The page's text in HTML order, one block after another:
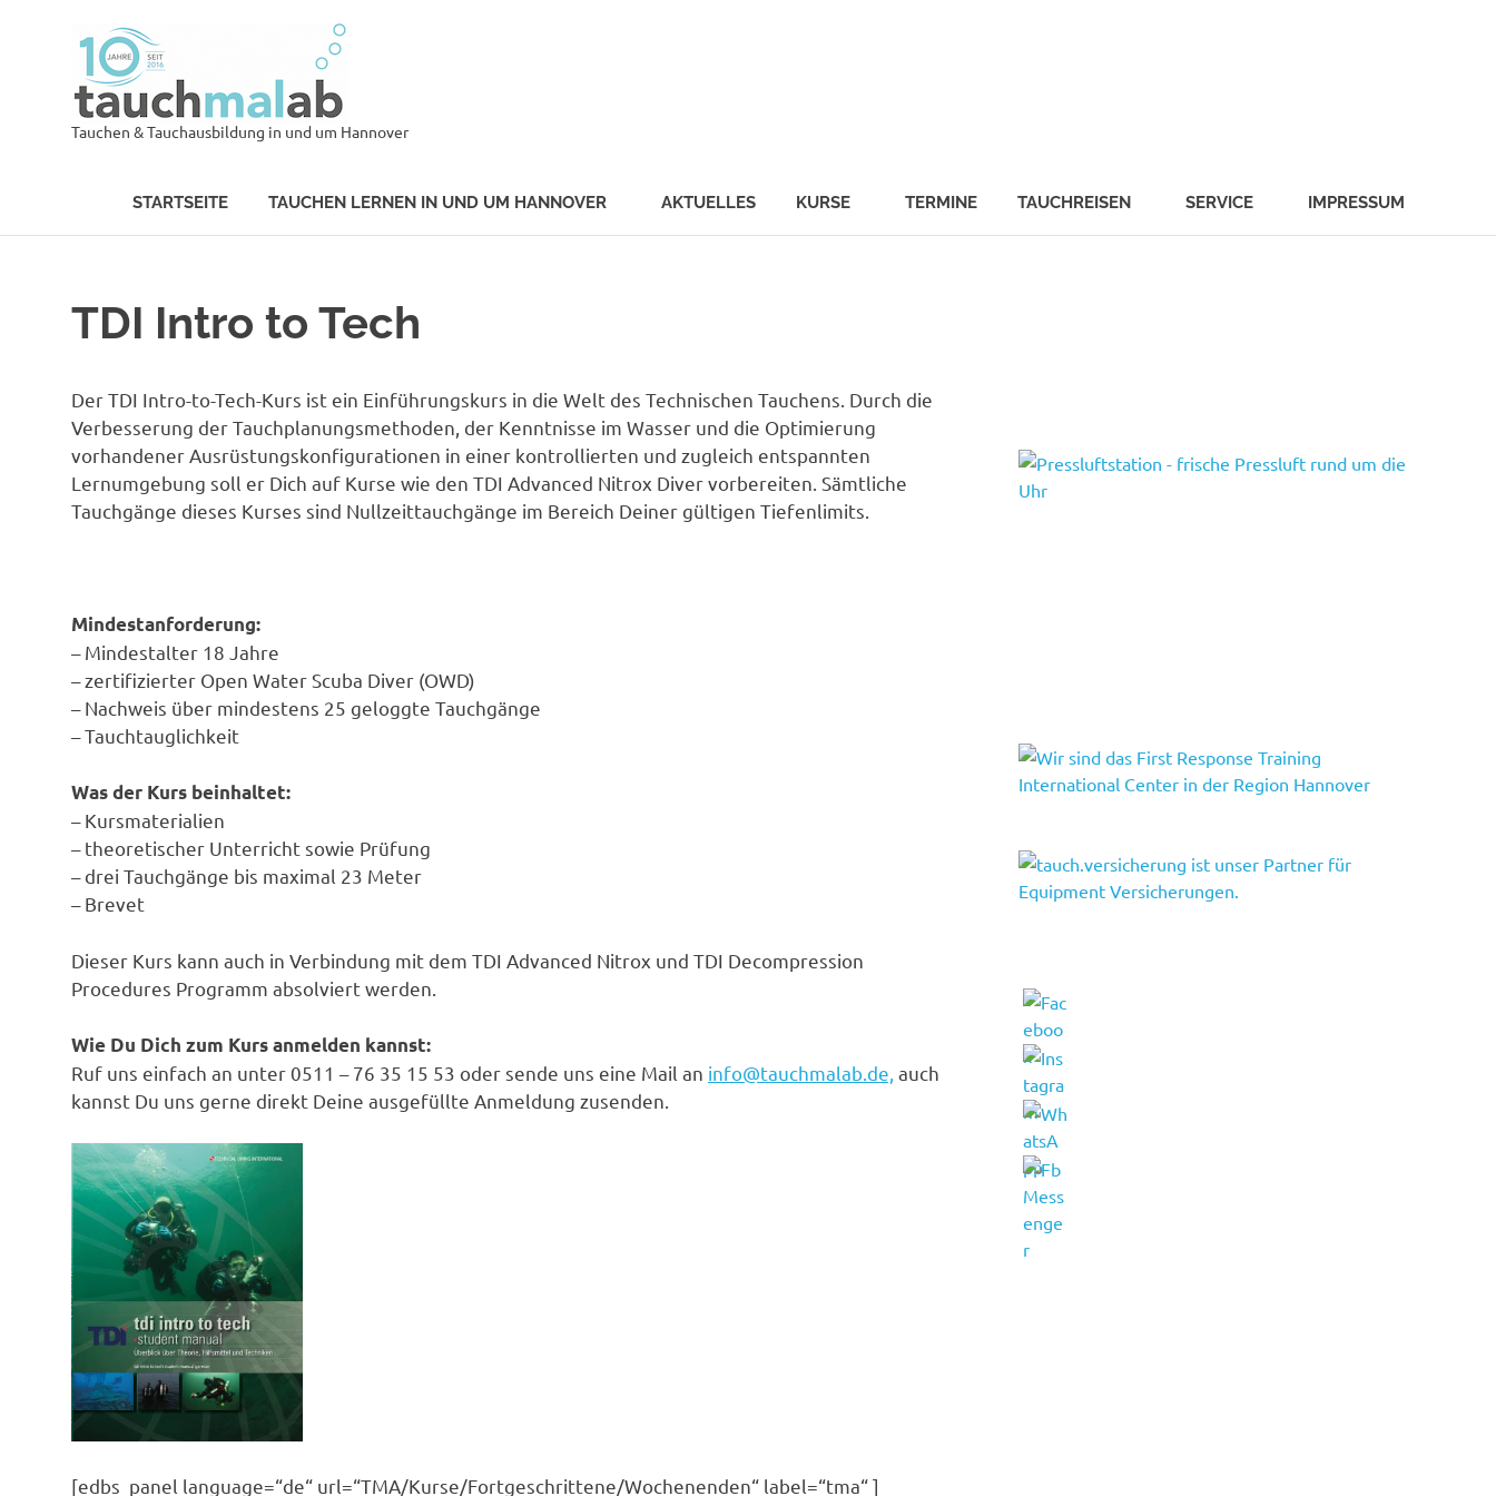
Tauchen & Tauchausbildung in und um Hannover
STARTSEITE TAUCHEN LERNEN IN UND UM HANNOVER AKTUELLES KURSE TERMINE TAUCHREISEN SERVICE IMPRESSUM
TDI Intro to Tech
Der TDI Intro-to-Tech-Kurs ist ein Einführungskurs in die Welt des Technischen Tauchens. Durch die
Verbesserung der Tauchplanungsmethoden, der Kenntnisse im Wasser und die Optimierung
vorhandener Ausrüstungskonfigurationen in einer kontrollierten und zugleich entspannten
Lernumgebung soll er Dich auf Kurse wie den TDI Advanced Nitrox Diver vorbereiten. Sämtliche
Tauchgänge dieses Kurses sind Nullzeittauchgänge im Bereich Deiner gültigen Tiefenlimits.
Mindestanforderung:
– Mindestalter 18 Jahre
– zertifizierter Open Water Scuba Diver (OWD)
– Nachweis über mindestens 25 geloggte Tauchgänge
– Tauchtauglichkeit
Was der Kurs beinhaltet:
– Kursmaterialien
– theoretischer Unterricht sowie Prüfung
– drei Tauchgänge bis maximal 23 Meter
– Brevet
Dieser Kurs kann auch in Verbindung mit dem TDI Advanced Nitrox und TDI Decompression
Procedures Programm absolviert werden.
Wie Du Dich zum Kurs anmelden kannst:
Ruf uns einfach an unter 0511 – 76 35 15 53 oder sende uns eine Mail an info@tauchmalab.de, auch
kannst Du uns gerne direkt Deine ausgefüllte Anmeldung zusenden.
[edbs_panel language=“de“ url=“TMA/Kurse/Fortgeschrittene/Wochenenden“ label=“tma“ ]